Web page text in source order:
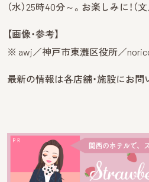
（水）25時40分～。お楽しみに！（
【画像・参考】
※ awj／神戸市東灘区役所／
最新の情報は各店舗・施設にお問